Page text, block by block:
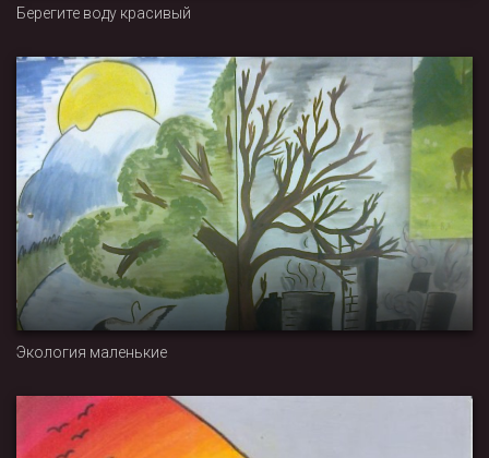
Берегите воду красивый
Экология маленькие